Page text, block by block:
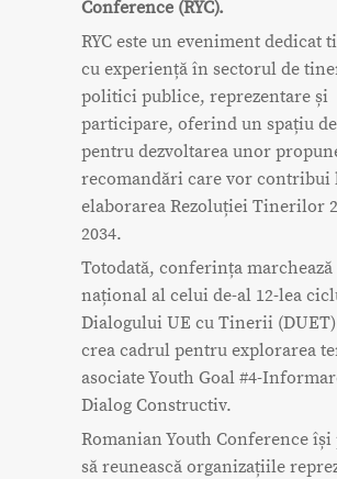
Conference (RYC).
RYC este un eveniment dedicat
cu experiență în sectorul de
politici publice, reprezentare și
participare, oferind un spațiu
pentru dezvoltarea unor
recomandări care vor contribui
elaborarea Rezoluției Tinerilor
2034.
Totodată, conferința
național al celui de-al 12-lea
Dialogului UE cu Tinerii
crea cadrul pentru explorarea
asociate Youth Goal #4-
Dialog Constructiv.
Romanian Youth Conference
să reunească organizațiile